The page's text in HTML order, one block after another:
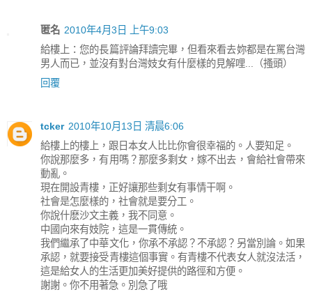
匿名 2010年4月3日 上午9:03
給樓上：您的長篇評論拜讀完畢，但看來看去妳都是在罵台灣
男人而已，並沒有對台灣妓女有什麼樣的見解哩...（搔頭）
回覆
tcker 2010年10月13日 清晨6:06
給樓上的樓上，跟日本女人比比你會很幸福的。人要知足。
你說那麼多，有用嗎？那麼多剩女，嫁不出去，會給社會帶來
動亂。
現在開設青樓，正好讓那些剩女有事情干啊。
社會是怎麼樣的，社會就是要分工。
你說什麽沙文主義，我不同意。
中國向來有妓院，這是一貫傳統。
我們繼承了中華文化，你承不承認？不承認？另當別論。如果
承認，就要接受青樓這個事實。有青樓不代表女人就沒法活，
這是給女人的生活更加美好提供的路徑和方便。
謝謝。你不用著急。別急了哦